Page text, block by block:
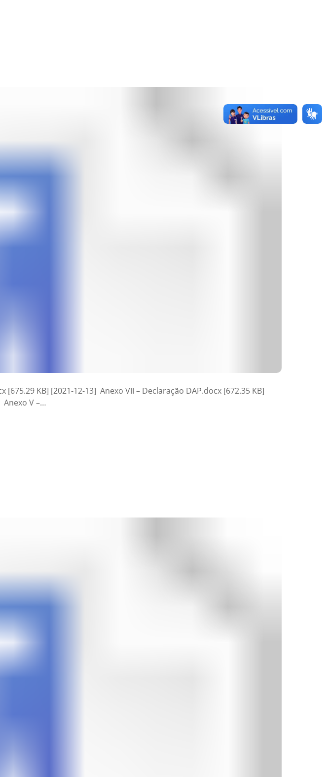
KB] [2021-12-13] Anexo VII – Declaração DAP.docx [672.35 KB]
Anexo V –…